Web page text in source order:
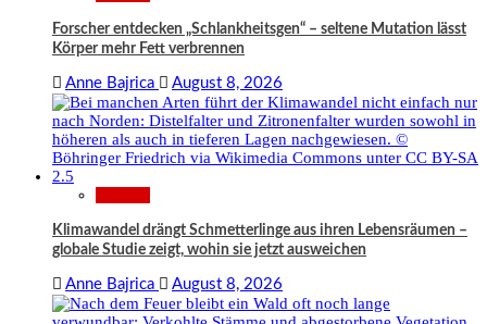
Forscher entdecken „Schlankheitsgen“ – seltene Mutation lässt
Körper mehr Fett verbrennen
Anne Bajrica August 8, 2026
Klimawandel drängt Schmetterlinge aus ihren Lebensräumen –
globale Studie zeigt, wohin sie jetzt ausweichen
Anne Bajrica August 8, 2026